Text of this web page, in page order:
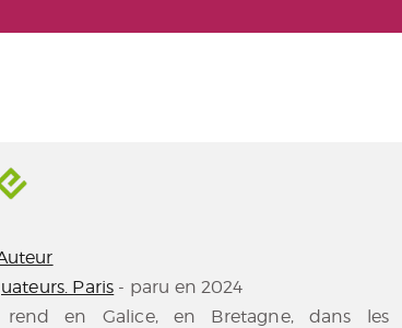
Paris - paru en 2024
rend en Galice, en Bretagne, dans les